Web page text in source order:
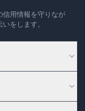
信用情報を守りなが
をします。